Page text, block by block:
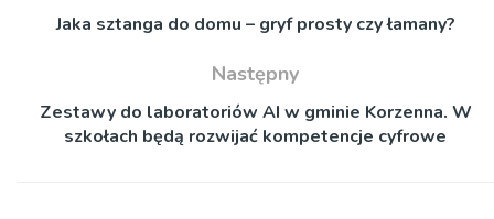
Jaka sztanga do domu – gryf prosty czy łamany?
Następny
Zestawy do laboratoriów AI w gminie Korzenna. W
szkołach będą rozwijać kompetencje cyfrowe